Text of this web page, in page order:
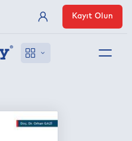
Üye Girişi
Kayıt Olun